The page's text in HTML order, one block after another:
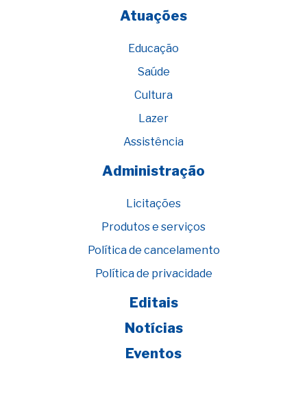
Atuações
Educação
Saúde
Cultura
Lazer
Assistência
Administração
Licitações
Produtos e serviços
Política de cancelamento
Política de privacidade
Editais
Notícias
Eventos